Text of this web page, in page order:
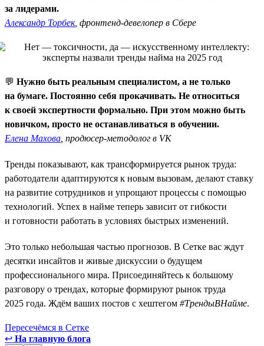
за лидерами.
Александр Торбек, фронтенд-девелопер в Сбере
💬 Нужно быть реальным специалистом, а не только
на бумаге. Постоянно себя прокачивать. Не относиться
к своей экспертности формально. При этом можно быть
новичком, просто не останавливаться в обучении.
Елена Махова , продюсер-методолог в VK
Тренды показывают, как трансформируется рынок труда:
работодатели адаптируются к новым вызовам, делают ставку
на развитие сотрудников и упрощают процессы с помощью
технологий. Успех в найме теперь зависит от гибкости
и готовности работать в условиях быстрых изменений.
Это только небольшая частью прогнозов. В Сетке вас ждут
десятки инсайтов и живые дискуссии о будущем
профессионального мира. Присоединяйтесь к большому
разговору о трендах, которые формируют рынок труда
2025 года. Ждём ваших постов с хештегом #ТрендыВНайме.
Пересечёмся в Сетке
↩ На главную блога